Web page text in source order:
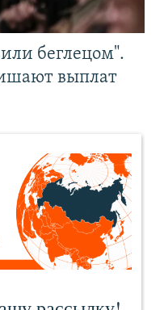
беглецом".
выплат